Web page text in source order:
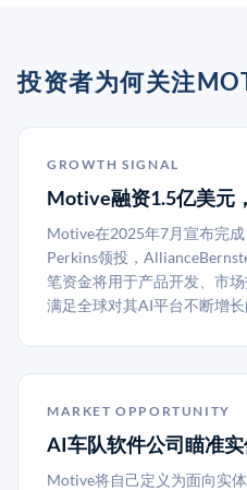
投资者为何关注
GROWTH SIGNAL
Motive融资1.5亿美元
Motive在2025年7月宣布完
Perkins领投，
笔资金将用于产品开发、市
满足全球对其AI平台不断增长
MARKET OPPORTUNITY
AI车队软件公司瞄准
Motive将自己定义为面向实